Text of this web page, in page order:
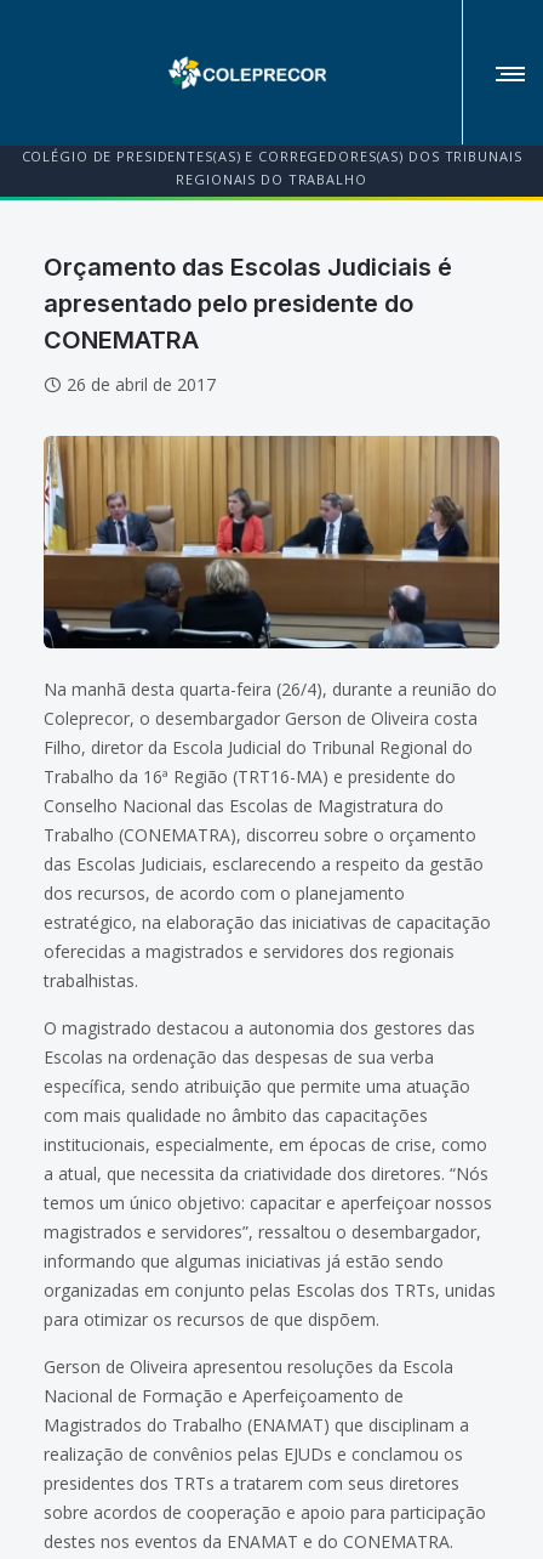
COLÉGIO DE PRESIDENTES(AS) E CORREGEDORES(AS) DOS TRIBUNAIS
REGIONAIS DO TRABALHO
Orçamento das Escolas Judiciais é
apresentado pelo presidente do
CONEMATRA
26 de abril de 2017
Na manhã desta quarta-feira (26/4), durante a reunião do
Coleprecor, o desembargador Gerson de Oliveira costa
Filho, diretor da Escola Judicial do Tribunal Regional do
Trabalho da 16ª Região (TRT16-MA) e presidente do
Conselho Nacional das Escolas de Magistratura do
Trabalho (CONEMATRA), discorreu sobre o orçamento
das Escolas Judiciais, esclarecendo a respeito da gestão
dos recursos, de acordo com o planejamento
estratégico, na elaboração das iniciativas de capacitação
oferecidas a magistrados e servidores dos regionais
trabalhistas.
O magistrado destacou a autonomia dos gestores das
Escolas na ordenação das despesas de sua verba
específica, sendo atribuição que permite uma atuação
com mais qualidade no âmbito das capacitações
institucionais, especialmente, em épocas de crise, como
a atual, que necessita da criatividade dos diretores. “Nós
temos um único objetivo: capacitar e aperfeiçoar nossos
magistrados e servidores”, ressaltou o desembargador,
informando que algumas iniciativas já estão sendo
organizadas em conjunto pelas Escolas dos TRTs, unidas
para otimizar os recursos de que dispõem.
Gerson de Oliveira apresentou resoluções da Escola
Nacional de Formação e Aperfeiçoamento de
Magistrados do Trabalho (ENAMAT) que disciplinam a
realização de convênios pelas EJUDs e conclamou os
presidentes dos TRTs a tratarem com seus diretores
sobre acordos de cooperação e apoio para participação
destes nos eventos da ENAMAT e do CONEMATRA.